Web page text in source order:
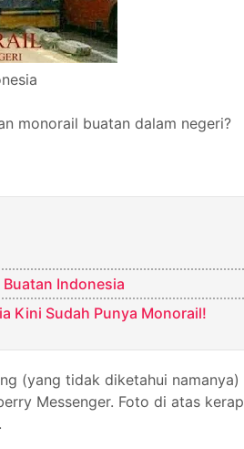
monorail buatan dalam negeri?
Indonesia
Kini Sudah Punya Monorail!
(yang tidak diketahui namanya)
Messenger. Foto di atas kerap